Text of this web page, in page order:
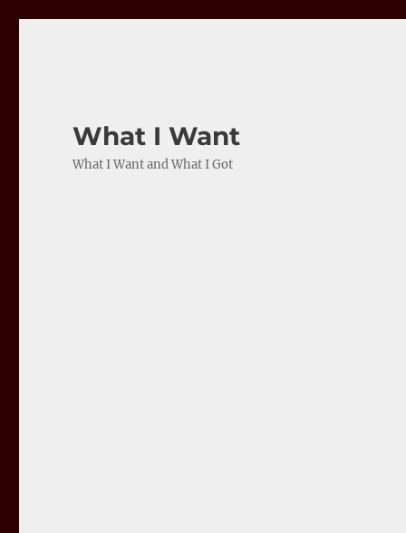
What I Want
What I Want and What I Got